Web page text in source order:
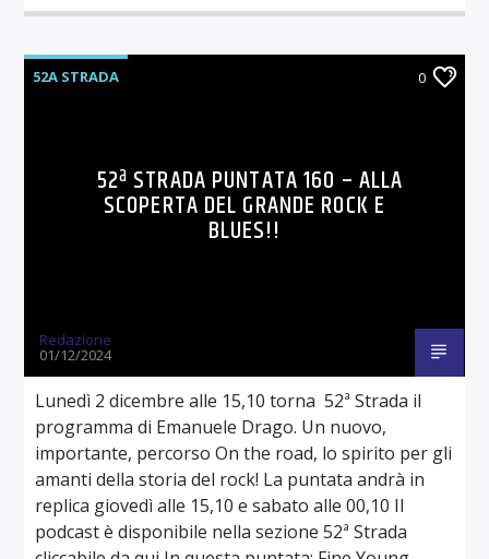
52A STRADA 0
52ª STRADA PUNTATA 160 – ALLA
SCOPERTA DEL GRANDE ROCK E
BLUES!!
Redazione
01/12/2024
Lunedì 2 dicembre alle 15,10 torna 52ª Strada il
programma di Emanuele Drago. Un nuovo,
importante, percorso On the road, lo spirito per gli
amanti della storia del rock! La puntata andrà in
replica giovedì alle 15,10 e sabato alle 00,10 Il
podcast è disponibile nella sezione 52ª Strada